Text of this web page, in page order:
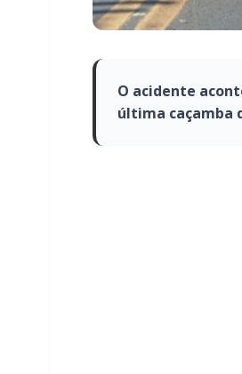
O acidente
última caçamba